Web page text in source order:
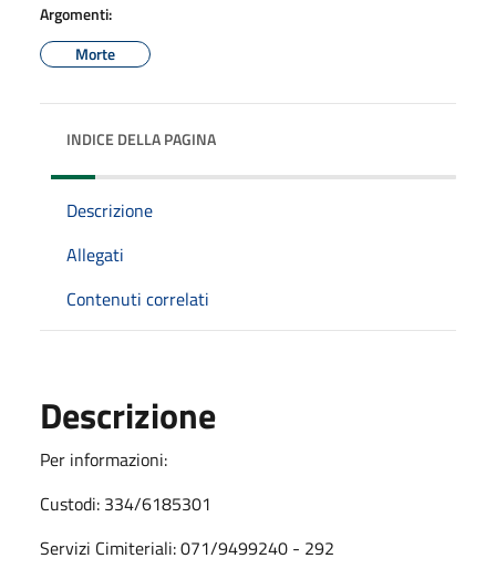
Argomenti:
Morte
INDICE DELLA PAGINA
Descrizione
Allegati
Contenuti correlati
Descrizione
Per informazioni:
Custodi: 334/6185301
Servizi Cimiteriali: 071/9499240 - 292